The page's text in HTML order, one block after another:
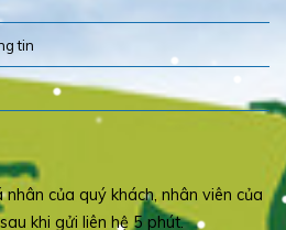
tin
của quý khách, nhân viên của
khi gửi liên hệ 5 phút.